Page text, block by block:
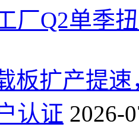
厂Q2单季
板扩产提
认证 2026-